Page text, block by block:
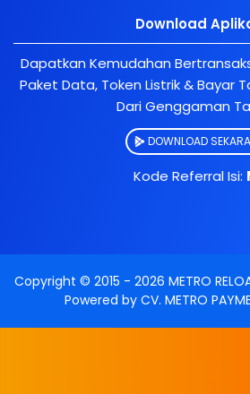
Download
Dapatkan Kemudahan
Paket Data, Token Listrik & Bayar
Dari Genggaman
DOWNLOAD
Kode Referral Isi:
Copyright © 2015 - 2026 METRO
Powered by CV. METRO